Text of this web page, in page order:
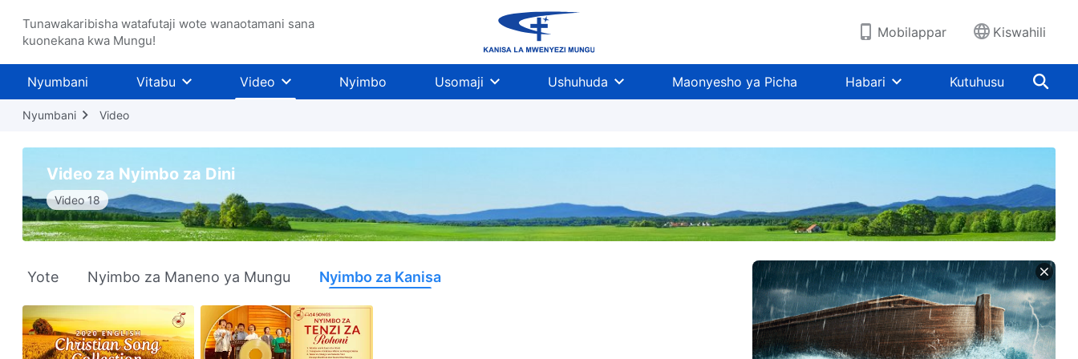
Tunawakaribisha watafutaji wote wanaotamani sana
kuonekana kwa Mungu!
Mobilappar Kiswahili
Nyumbani Vitabu Video Nyimbo Usomaji Ushuhuda Maonyesho ya Picha Habari Kutuhusu
Nyumbani Video
Video za Nyimbo za Dini
Video 18
Yote Nyimbo za Maneno ya Mungu Nyimbo za Kanisa